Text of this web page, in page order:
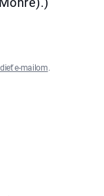
e-mailom.